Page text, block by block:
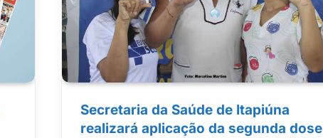
Secretaria da Saúde de Itapiúna
realizará aplicação da segunda dose